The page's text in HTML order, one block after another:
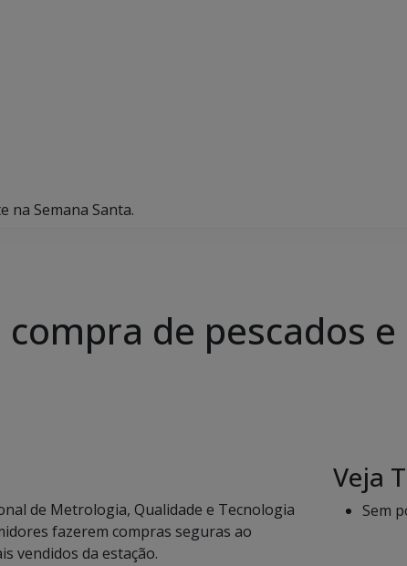
na Semana Santa.
de pescados
de Metrologia, Qualidade e Tecnologia
fazerem compras seguras ao
vendidos da estação.
Veja
Sem